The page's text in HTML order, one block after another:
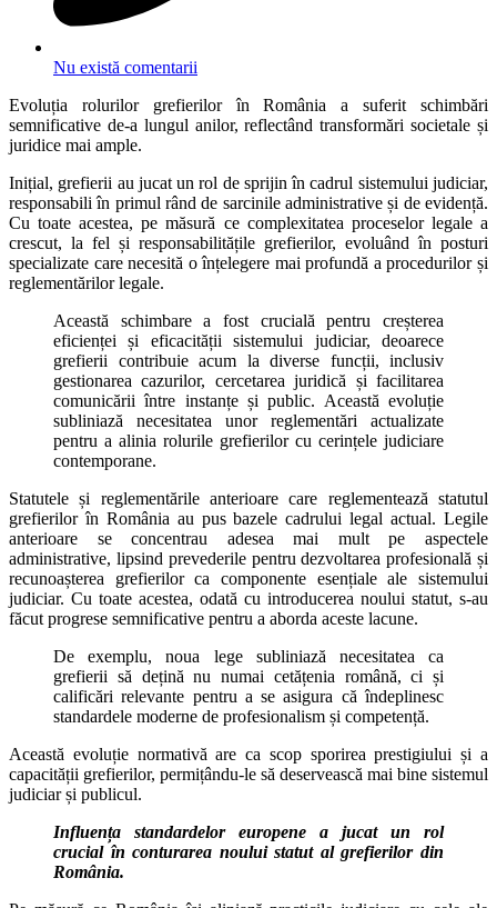
Nu există comentarii
Evoluția rolurilor grefierilor în România a suferit schimbări
semnificative de-a lungul anilor, reflectând transformări societale și
juridice mai ample.
Inițial, grefierii au jucat un rol de sprijin în cadrul sistemului judiciar,
responsabili în primul rând de sarcinile administrative și de evidență.
Cu toate acestea, pe măsură ce complexitatea proceselor legale a
crescut, la fel și responsabilitățile grefierilor, evoluând în posturi
specializate care necesită o înțelegere mai profundă a procedurilor și
reglementărilor legale.
Această schimbare a fost crucială pentru creșterea
eficienței și eficacității sistemului judiciar, deoarece
grefierii contribuie acum la diverse funcții, inclusiv
gestionarea cazurilor, cercetarea juridică și facilitarea
comunicării între instanțe și public. Această evoluție
subliniază necesitatea unor reglementări actualizate
pentru a alinia rolurile grefierilor cu cerințele judiciare
contemporane.
Statutele și reglementările anterioare care reglementează statutul
grefierilor în România au pus bazele cadrului legal actual. Legile
anterioare se concentrau adesea mai mult pe aspectele
administrative, lipsind prevederile pentru dezvoltarea profesională și
recunoașterea grefierilor ca componente esențiale ale sistemului
judiciar. Cu toate acestea, odată cu introducerea noului statut, s-au
făcut progrese semnificative pentru a aborda aceste lacune.
De exemplu, noua lege subliniază necesitatea ca
grefierii să dețină nu numai cetățenia română, ci și
calificări relevante pentru a se asigura că îndeplinesc
standardele moderne de profesionalism și competență.
Această evoluție normativă are ca scop sporirea prestigiului și a
capacității grefierilor, permițându-le să deservească mai bine sistemul
judiciar și publicul.
Influența standardelor europene a jucat un rol
crucial în conturarea noului statut al grefierilor din
România.